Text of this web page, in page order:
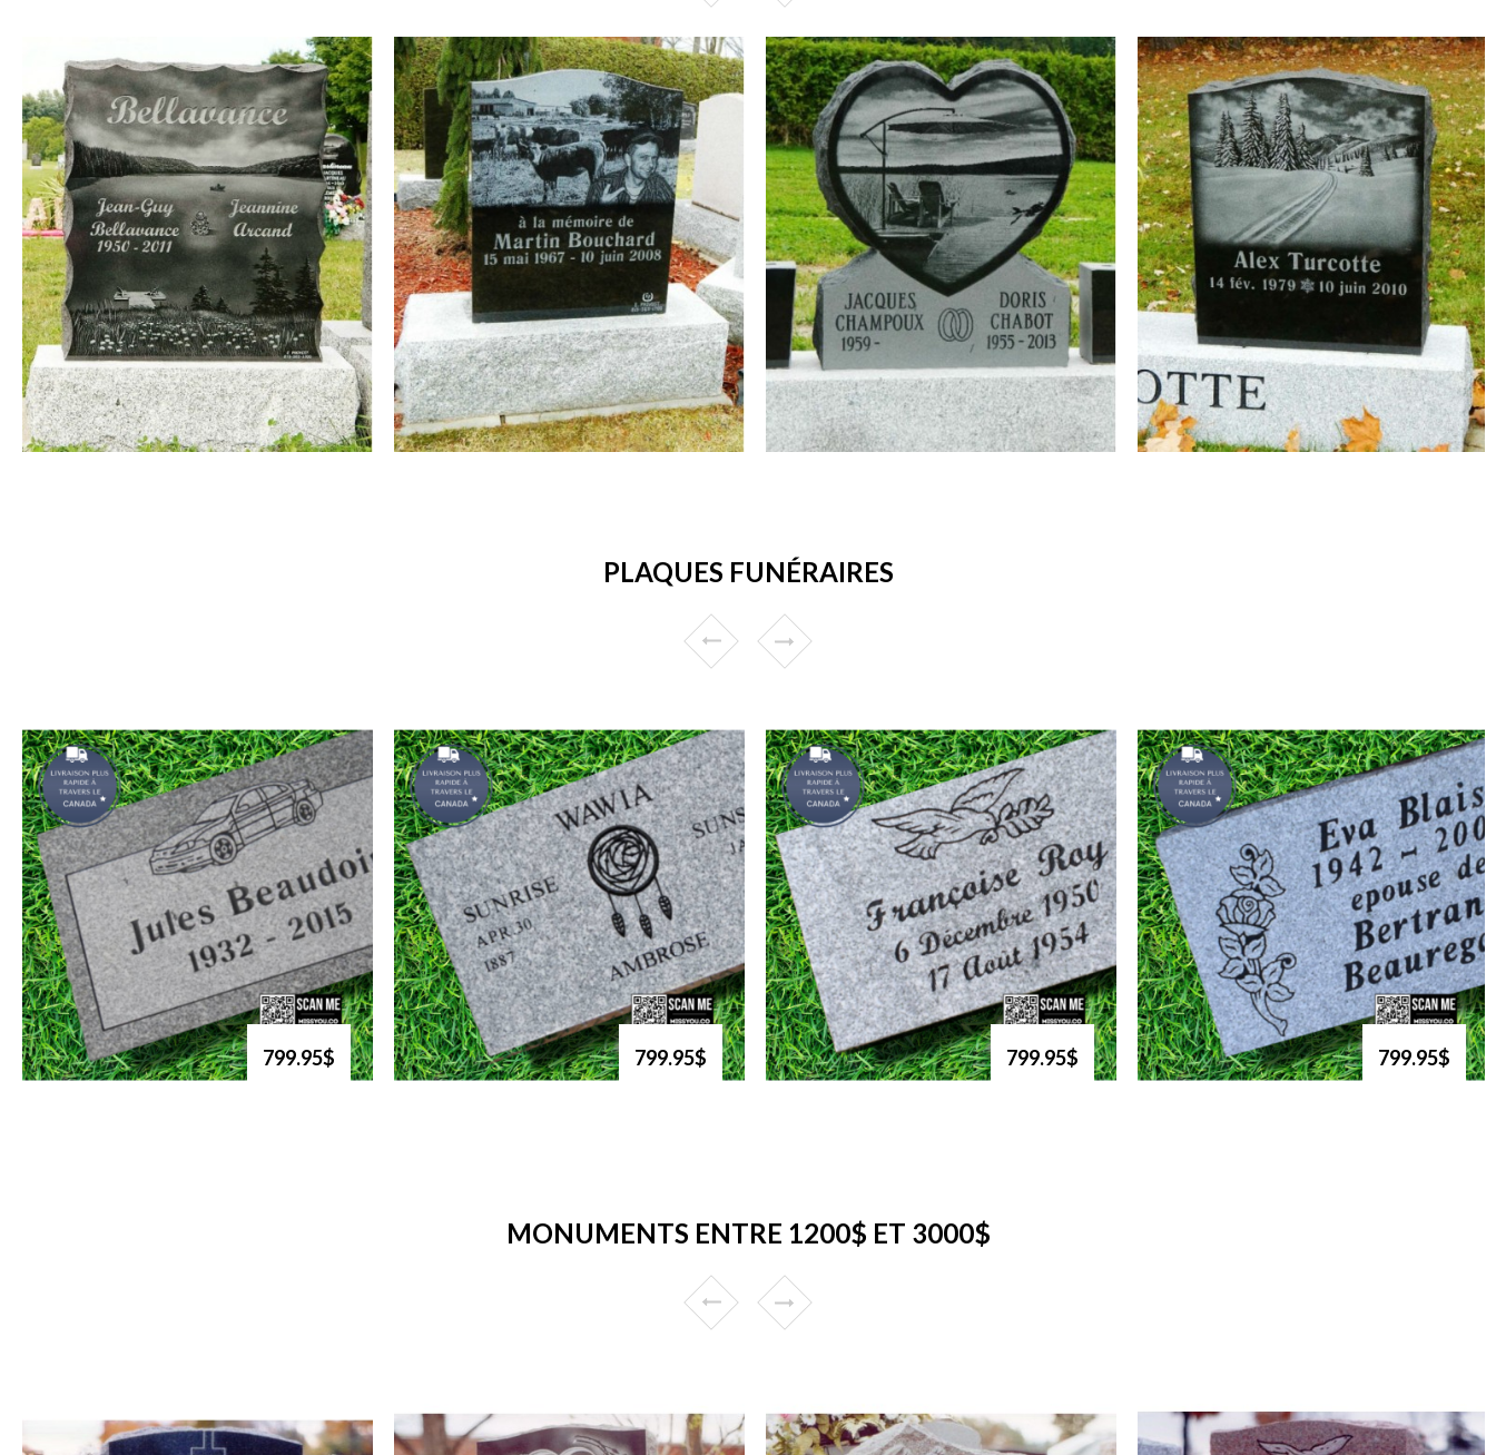
PLAQUES FUNÉRAIRES
799.95$ 799.95$ 799.95$ 799.95$
MONUMENTS ENTRE 1200$ ET 3000$